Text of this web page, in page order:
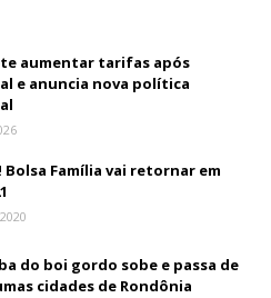
aumentar tarifas após
e anuncia nova política
Bolsa Família vai retornar em
do boi gordo sobe e passa de
cidades de Rondônia